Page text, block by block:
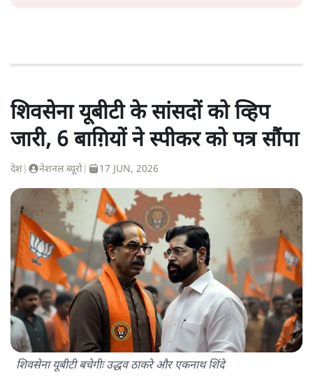
शिवसेना यूबीटी के सांसदों को व्हिप
जारी, 6 बाग़ियों ने स्पीकर को पत्र सौंपा
देश नेशनल ब्यूरो 17 JUN, 2026
शिवसेना यूबीटी बचेगीः उद्धव ठाकरे और एकनाथ शिंदे